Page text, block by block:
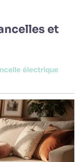
et
électrique